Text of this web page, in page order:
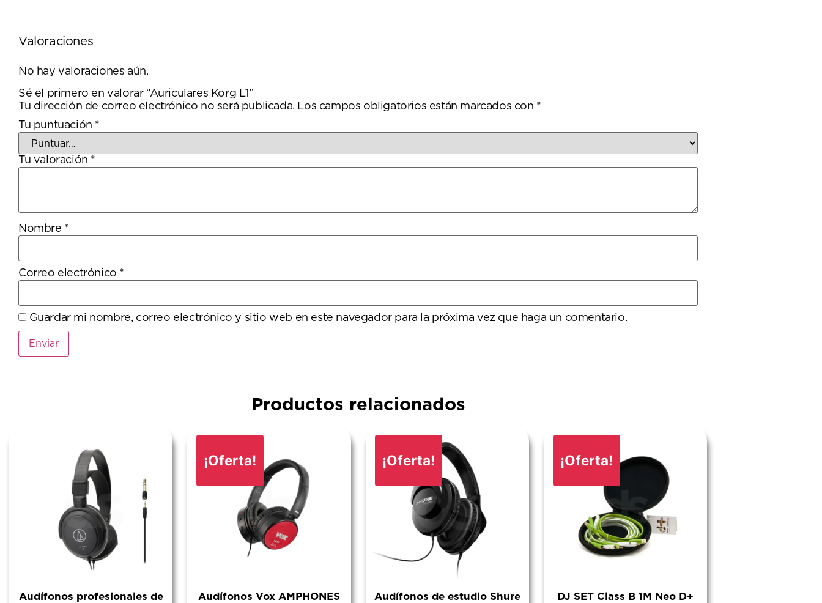
Valoraciones
No hay valoraciones aún.
Sé el primero en valorar “Auriculares Korg L1”
Tu dirección de correo electrónico no será publicada. Los campos obligatorios están marcados con *
Tu puntuación *
Tu valoración *
Nombre *
Correo electrónico *
Guardar mi nombre, correo electrónico y sitio web en este navegador para la próxima vez que haga un comentario.
Productos relacionados
Audífonos profesionales de
¡Oferta!
Audífonos Vox AMPHONES
¡Oferta!
Audífonos de estudio Shure
¡Oferta!
DJ SET Class B 1M Neo D+